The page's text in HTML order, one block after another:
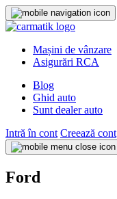
Mașini de vânzare
Asigurări RCA
Blog
Ghid auto
Sunt dealer auto
Intră în cont Creează cont
Ford